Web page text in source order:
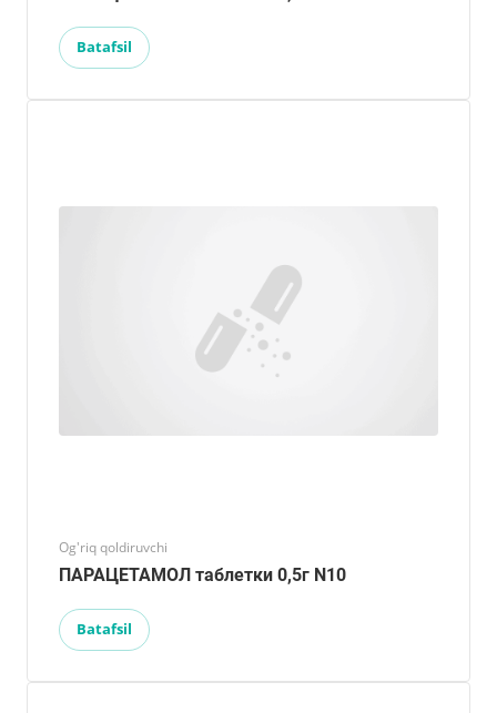
Batafsil
Og'riq qoldiruvchi
ПАРАЦЕТАМОЛ таблетки 0,5г N10
Batafsil